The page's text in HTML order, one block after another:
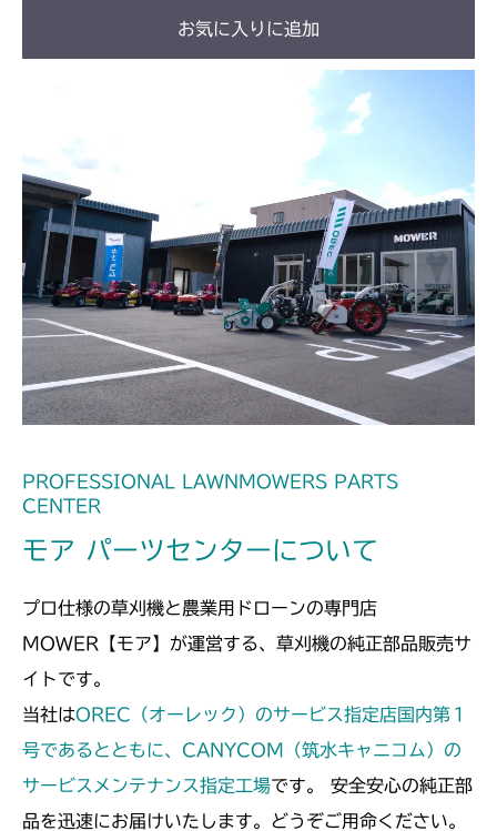
本体 FIG25 刈刃カバー(標準) ～
本体 FIG26 刈刃カバー(標準)
CM2205HC/HCS
本体 FIG20 刈刃カバー
本体 FIG25 刈刃カバー
CM2503
本体 FIG27 刈刃カバー
CMX1402RC
本体 FIG25 刈刃カバー
CMX1402HC
本体 FIG28 刈刃カバー
CMX186
本体 FIG29 刈刃カバー(標準)
CMX227
本体 FIG37 刈刃カバー(標準)
本体 FIG46 刈刃カバー(CE)
CMX251
CMX253
本体 FIG36 刈刃カバー
CMX2202RC
本体 FIG38 刈刃カバー(CE USA)
本体 FIG49 刈刃カバー(日本 韓国 Asia)
本体 FIG50 刈刃カバー(CE ISEKI)
CMX2202YCV/YCS
お気に入りに追加
PROFESSIONAL LAWNMOWERS PARTS
CENTER
モア パーツセンターについて
プロ仕様の草刈機と農業用ドローンの専門店
MOWER【モア】が運営する、草刈機の純正部品販売サ
イトです。
当社はOREC（オーレック）のサービス指定店国内第１
号であるとともに、CANYCOM（筑水キャニコム）の
サービスメンテナンス指定工場です。 安全安心の純正部
品を迅速にお届けいたします。どうぞご用命ください。